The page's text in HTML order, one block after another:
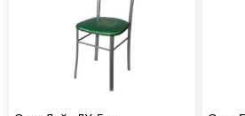
Косметологическое
оборудование